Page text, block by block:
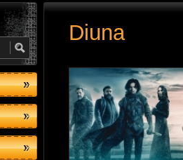
Diuna